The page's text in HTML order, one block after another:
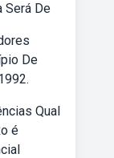
Será De
De
Qual
é